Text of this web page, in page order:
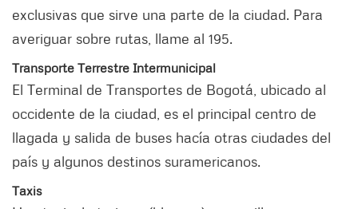
exclusivas que sirve una parte de la ciudad. Para
averiguar sobre rutas, llame al 195.
Transporte Terrestre Intermunicipal
El Terminal de Transportes de Bogotá, ubicado al
occidente de la ciudad, es el principal centro de
llagada y salida de buses hacía otras ciudades del
país y algunos destinos suramericanos.
Taxis